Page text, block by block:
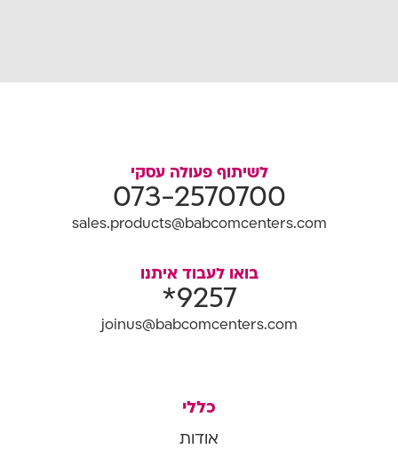
כללי
אודות
לשיתוף פעולה עסקי
073-2570700
sales.products@babcomcenters.com
בואו לעבוד איתנו
9257*
joinus@babcomcenters.com